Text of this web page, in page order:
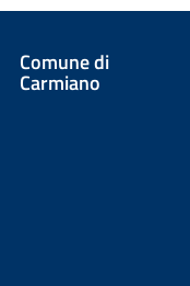
Comune di
Carmiano